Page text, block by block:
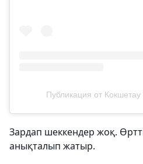
Публикация от
Зардап шеккендер жоқ.
анықталып жатыр.